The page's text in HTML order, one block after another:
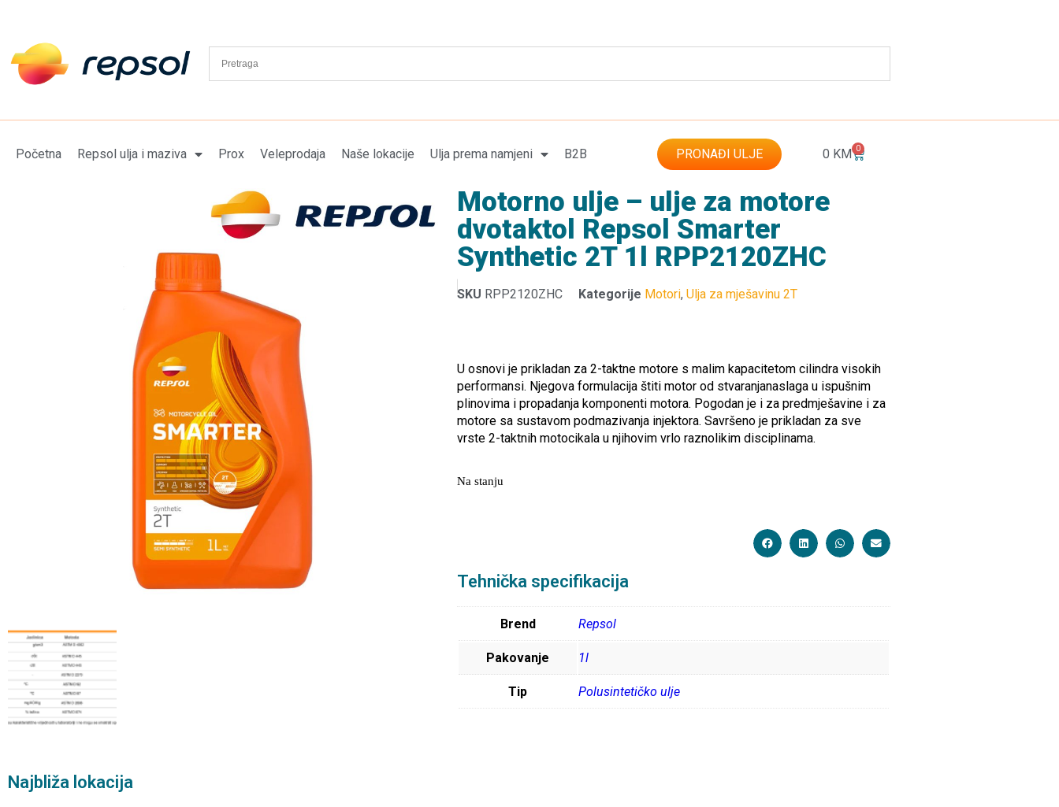
Početna Repsol ulja i maziva Prox Veleprodaja Naše lokacije Ulja prema namjeni B2B PRONAĐI ULJE 0 KM 0
Motorno ulje – ulje za motore
dvotaktol Repsol Smarter
Synthetic 2T 1l RPP2120ZHC
SKU RPP2120ZHC Kategorije Motori, Ulja za mješavinu 2T
U osnovi je prikladan za 2-taktne motore s malim kapacitetom cilindra visokih
performansi. Njegova formulacija štiti motor od stvaranjanaslaga u ispušnim
plinovima i propadanja komponenti motora. Pogodan je i za predmješavine i za
motore sa sustavom podmazivanja injektora. Savršeno je prikladan za sve
vrste 2-taktnih motocikala u njihovim vrlo raznolikim disciplinama.
Na stanju
Tehnička specifikacija
Brend Repsol
Pakovanje 1l
Tip Polusintetičko ulje
Najbliža lokacija